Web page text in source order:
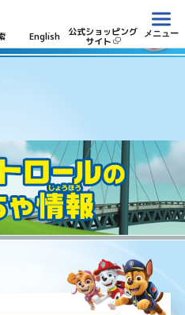
English 公式ショッピング
サイト
メニュー
ール